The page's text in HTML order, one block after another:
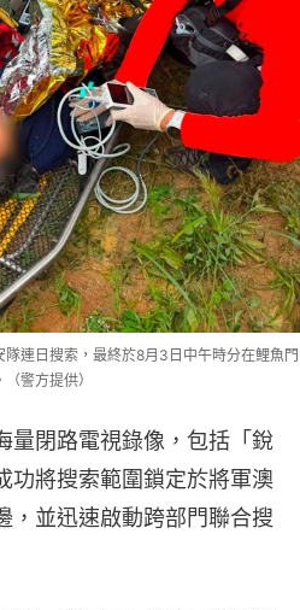
連日搜索，最終於8月3日中午時分在鯉魚門
警方提供）
量閉路電視錄像，包括「銳
功將搜索範圍鎖定於將軍澳
，並迅速啟動跨部門聯合搜